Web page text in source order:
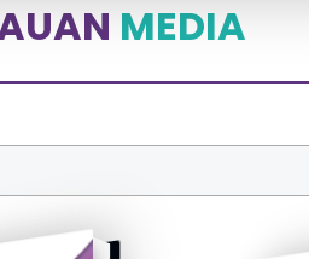
MEDIA